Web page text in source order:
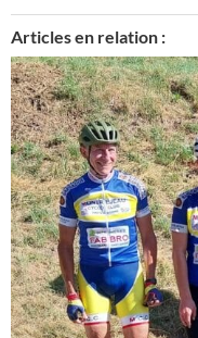
Articles en relation :